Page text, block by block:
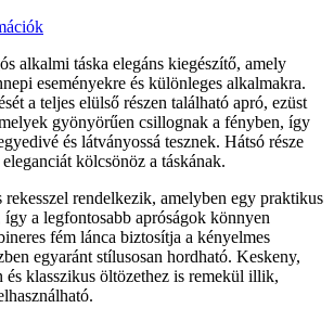
alkalmi táska elegáns kiegészítő, amely
eseményekre és különleges alkalmakra.
a teljes elülső részen található apró, ezüst
gyönyörűen csillognak a fényben, így
és látványossá tesznek. Hátsó része
kölcsönöz a táskának.
rekesszel rendelkezik, amelyben egy praktikus
a legfontosabb apróságok könnyen
fém lánca biztosítja a kényelmes
egyaránt stílusosan hordható. Keskeny,
és klasszikus öltözethez is remekül illik,